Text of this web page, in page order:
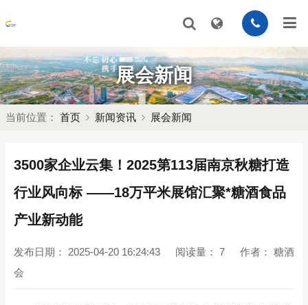
展会新闻
当前位置： 首页 新闻资讯 展会新闻
3500家企业云集！2025第113届南京秋糖打造
行业风向标 ——18万平米展馆汇聚*糖酒食品
产业新动能
发布日期： 2025-04-20 16:24:43 阅读量： 7 作者： 糖酒
会